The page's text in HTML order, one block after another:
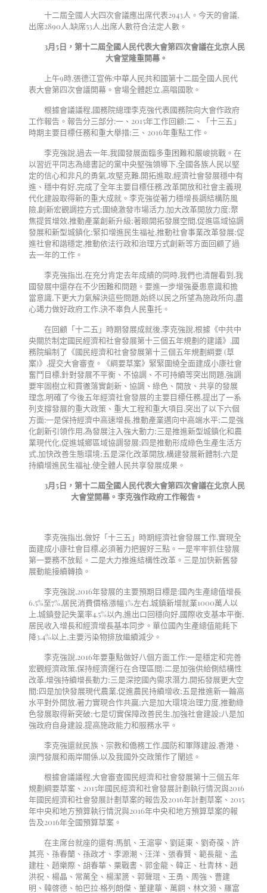
十二屆全國人大四次會議應出席代表2943人。今天的會議,
出席2890人,缺席53人,出席人數符合法定人數。
3月5日，第十二屆全國人民代表大會第四次會議在北京人民
大會堂隆重開幕。
上午9時,張德江宣佈:中華人民共和國第十二屆全國人民代
表大會第四次會議開幕。會場全體起立,高唱國歌。
根據會議議程,國務院總理李克強代表國務院向大會作政府
工作報告。報告分三部分:一、2015年工作回顧;二、「十三五」
時期主要目標任務和重大舉措;三、2016年重點工作。
李克強說,過去一年,我國發展面臨多重困難和嚴峻挑戰。在
以習近平同志為總書記的黨中央堅強領導下,全國各族人民以堅
定的信心和非凡的勇氣,攻堅克難,開拓進取,經濟社會發展穩中有
進、穩中有好,完成了全年主要目標任務,改革開放和社會主義現
代化建設取得新的重大成就。李克強從著力穩增長調結構防風
險,創新宏觀調控方式;圍繞激發市場活力,加大改革開放力度;聚
焦提質增效,推動產業創新升級;著眼開拓發展空間,促進區域協調
發展和新型城鎮化;緊扣增進民生福祉,推動社會事業改革發展;促
進社會和諧穩定,推動依法行政和治理方式創新等方面回顧了過
去一年的工作。
李克強指出,在充分肯定去年成績的同時,我們也清醒看到,我
國發展中還存在不少困難和問題。要進一步增強憂患意識和擔
當意識,下更大力氣解決這些問題,始終以民之所望為施政所向,盡
心竭力做好政府工作,決不辜負人民重托。
在回顧「十二五」時期發展成就後,李克強說,根據《中共中
央關於制定國民經濟和社會發展第十三個五年規劃的建議》,國
務院編制了《國民經濟和社會發展第十三個五年規劃綱要 (草
案)》,提交大會審查。《綱要草案》緊緊圍繞全面建成小康社會
奮鬥目標,針對發展不平衡、不協調、不可持續等突出問題,強調
要牢固樹立和貫徹落實創新、協調、綠色、開放、共享的發展
理念,明確了今後五年經濟社會發展的主要目標任務,提出了一系
列支撐發展的重大政策、重大工程和重大項目,突出了以下六個
方面:一是保持經濟中高速增長,推動產業邁向中高端水平;二是強
化創新引領作用,為發展注入強大動力;三是推進新型城鎮化和農
業現代化,促進城鄉區域協調發展;四是推動形成綠色生產生活方
式,加快改善生態環境;五是深化改革開放,構建發展新體制;六是
持續增進民生福祉,使全體人民共享發展成果。
3月5日，第十二屆全國人民代表大會第四次會議在北京人民
大會堂開幕。李克強作政府工作報告。
李克強指出,做好「十三五」時期經濟社會發展工作,實現全
面建成小康社會目標,必須著力把握好三點。一是牢牢抓住發展
第一要務不放鬆。二是大力推進結構性改革。三是加快新舊發
展動能接續轉換。
李克強說,2016年發展的主要預期目標是:國內生產總值增長
6.5%至7%,居民消費價格漲幅3%左右,城鎮新增就業1000萬人以
上,城鎮登記失業率4.5%以內,進出口回穩向好,國際收支基本平衡,
居民收入增長和經濟增長基本同步。單位國內生產總值能耗下
降3.4%以上,主要污染物排放繼續減少。
李克強說,2016年要重點做好八個方面工作:一是穩定和完善
宏觀經濟政策,保持經濟運行在合理區間;二是加強供給側結構性
改革,增強持續增長動力;三是深挖國內需求潛力,開拓發展更大空
間;四是加快發展現代農業,促進農民持續增收;五是推進新一輪高
水平對外開放,著力實現合作共贏;六是加大環境治理力度,推動綠
色發展取得新突破;七是切實保障改善民生,加強社會建設;八是加
強政府自身建設,提高施政能力和服務水平。
李克強還就民族、宗教和僑務工作,國防和軍隊建設,香港、
澳門發展和兩岸關係,以及我國外交政策作了闡述。
根據會議議程,大會審查國民經濟和社會發展第十三個五年
規劃綱要草案、2015年國民經濟和社會發展計劃執行情況與2016
年國民經濟和社會發展計劃草案的報告及2016年計劃草案、2015
年中央和地方預算執行情況與2016年中央和地方預算草案的報
告及2016年全國預算草案。
在主席台就座的還有:馬凱、王滬寧、劉延東、劉奇葆、許
其亮、孫春蘭、孫政才、李源潮、汪洋、張春賢、範長龍、孟
建柱、趙樂際、胡春華、栗戰書、郭金龍、韓正、杜青林、趙
洪祝、楊晶、常萬全、楊潔篪、郭聲琨、王勇、周強、曹建
明、韓啓德、帕巴拉·格列朗傑、董建華、萬鋼、林文漪、羅富